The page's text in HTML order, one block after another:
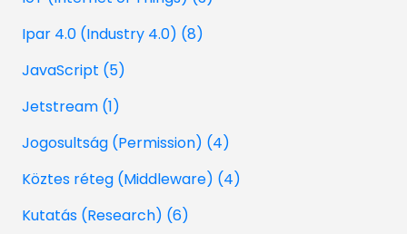
Ipar 4.0 (Industry 4.0) (8)
JavaScript (5)
Jetstream (1)
Jogosultság (Permission) (4)
Köztes réteg (Middleware) (4)
Kutatás (Research) (6)